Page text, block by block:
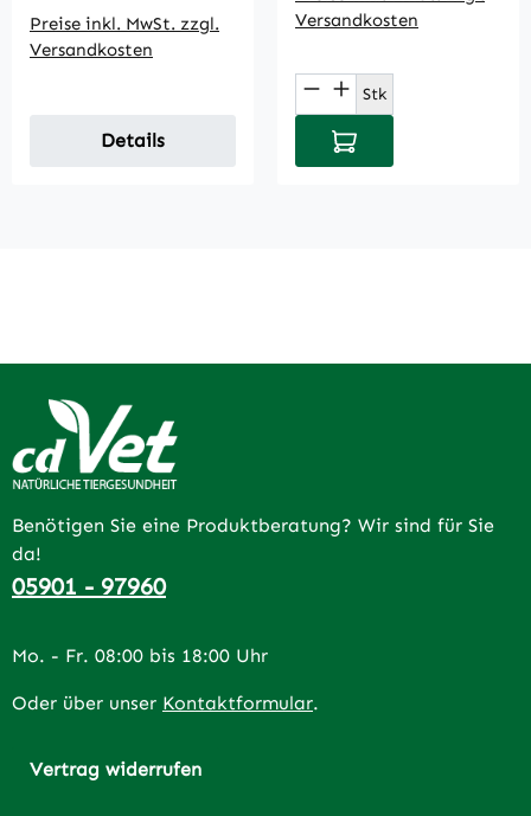
Preise inkl. MwSt. zzgl.
Versandkosten
Details
Versandkosten
Produkt Anzahl:
Stk
In den Warenkorb
Benötigen Sie eine Produktberatung? Wir sind für Sie
da!
05901 - 97960
Mo. - Fr. 08:00 bis 18:00 Uhr
Oder über unser Kontaktformular.
Vertrag widerrufen